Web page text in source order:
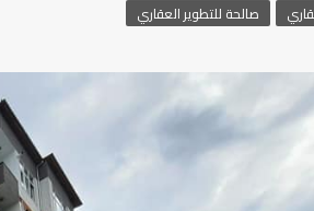
صالحة للتطوير العقاري